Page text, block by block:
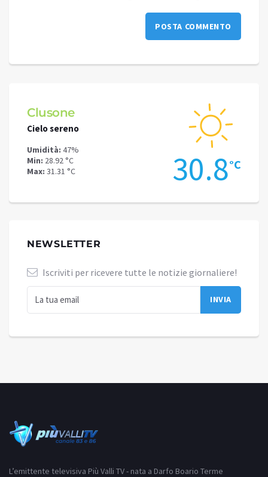
Clusone
Cielo sereno
Umidità: 47%
Min: 28.92 °C
Max: 31.31 °C 30.8°C
NEWSLETTER
Iscriviti per ricevere tutte le notizie giornaliere!
L’emittente televisiva Più Valli TV - nata a Darfo Boario Terme